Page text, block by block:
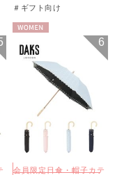
＃ギフト向け
6
会員限定日傘・帽子カテ